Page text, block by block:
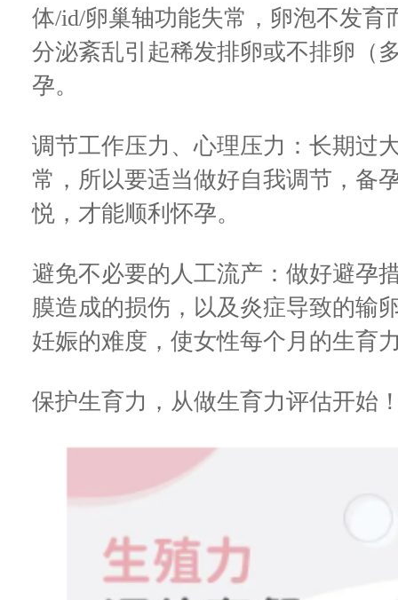
体/id/卵巢轴功能失常，卵泡不发育
分泌紊乱引起稀发排卵或不排卵（
孕。
调节工作压力、心理压力：长期过
常，所以要适当做好自我调节，备
悦，才能顺利怀孕。
避免不必要的人工流产：做好避孕
膜造成的损伤，以及炎症导致的输
妊娠的难度，使女性每个月的生育
保护生育力，从做生育力评估开始